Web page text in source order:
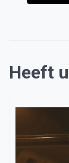
Heeft